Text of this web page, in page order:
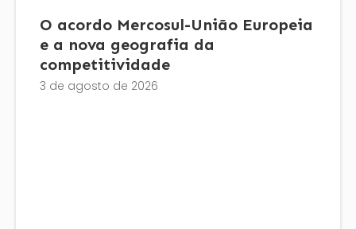
O acordo Mercosul-União Europeia
e a nova geografia da
competitividade
3 de agosto de 2026